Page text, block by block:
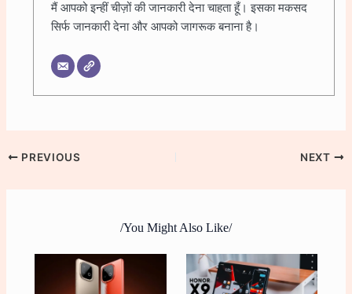
मैं आपको इन्हीं चीज़ों की जानकारी देना चाहता हूँ। इसका मकसद
सिर्फ जानकारी देना और आपको जागरूक बनाना है।
PREVIOUS NEXT
/You Might Also Like/